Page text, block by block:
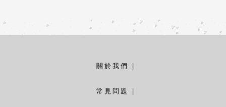
關於我們 |
常見問題 |